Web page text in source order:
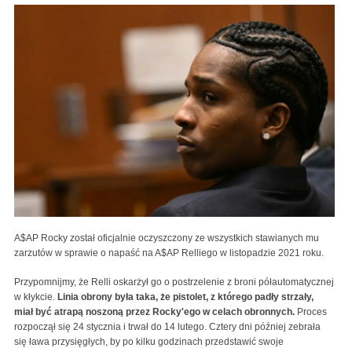
A$AP Rocky został oficjalnie oczyszczony ze wszystkich stawianych mu
zarzutów w sprawie o napaść na A$AP Relliego w listopadzie 2021 roku.
Przypomnijmy, że Relli oskarżył go o postrzelenie z broni półautomatycznej
w kłykcie. Linia obrony była taka, że pistolet, z którego padły strzały,
miał być atrapą noszoną przez Rocky'ego w celach obronnych. Proces
rozpoczął się 24 stycznia i trwał do 14 lutego. Cztery dni później zebrała
się ława przysięgłych, by po kilku godzinach przedstawić swoje